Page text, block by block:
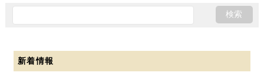
新着情報